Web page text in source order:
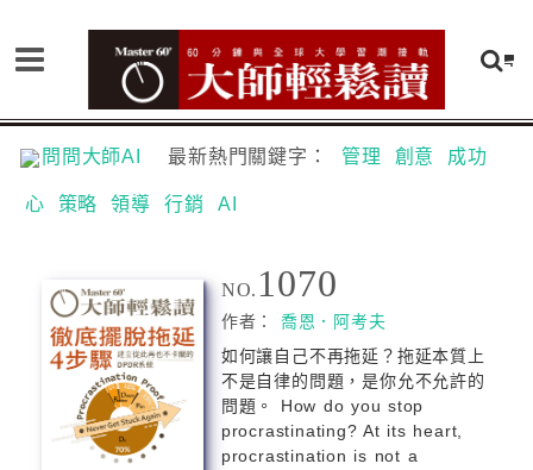
問問大師AI 最新熱門關鍵字： 管理 創意 成功
心 策略 領導 行銷 AI
NO. 1070
作者： 喬恩．阿考夫
如何讓自己不再拖延？拖延本質上
不是自律的問題，是你允不允許的
問題。 How do you stop
procrastinating? At its heart,
procrastination is not a